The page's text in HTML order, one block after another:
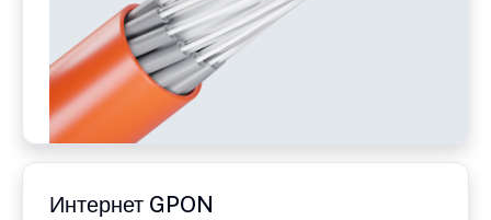
Интернет GPON